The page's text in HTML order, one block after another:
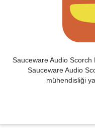
Sauceware Audio
Sauceware Audio
mühendisliği